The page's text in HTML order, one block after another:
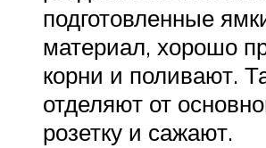
подготовленные
материал, хорошо
корни и поливают.
отделяют от
розетку и сажают.